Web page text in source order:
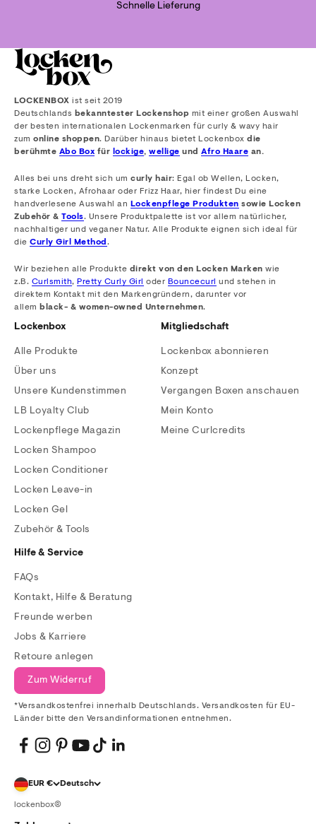
Schnelle Lieferung
LOCKENBOX ist seit 2019
Deutschlands bekanntester Lockenshop mit einer großen Auswahl
der besten internationalen Lockenmarken für curly & wavy hair
zum online shoppen. Darüber hinaus bietet Lockenbox die
berühmte Abo Box für lockige, wellige und Afro Haare an.
Alles bei uns dreht sich um curly hair: Egal ob Wellen, Locken,
starke Locken, Afrohaar oder Frizz Haar, hier findest Du eine
handverlesene Auswahl an Lockenpflege Produkten sowie Locken
Zubehör & Tools. Unsere Produktpalette ist vor allem natürlicher,
nachhaltiger und veganer Natur. Alle Produkte eignen sich ideal für
die Curly Girl Method .
Wir beziehen alle Produkte direkt von den Locken Marken wie
z.B. Curlsmith, Pretty Curly Girl oder Bouncecurl und stehen in
direktem Kontakt mit den Markengründern, darunter vor
allem black- & women-owned Unternehmen.
Lockenbox
Alle Produkte
Über uns
Unsere Kundenstimmen
LB Loyalty Club
Lockenpflege Magazin
Locken Shampoo
Locken Conditioner
Locken Leave-in
Locken Gel
Zubehör & Tools
Mitgliedschaft
Lockenbox abonnieren
Konzept
Vergangen Boxen anschauen
Mein Konto
Meine Curlcredits
Hilfe & Service
FAQs
Kontakt, Hilfe & Beratung
Freunde werben
Jobs & Karriere
Retoure anlegen
Zum Widerruf
*Versandkostenfrei innerhalb Deutschlands. Versandkosten für EU-
Länder bitte den Versandinformationen entnehmen.
EUR € Deutsch
lockenbox®